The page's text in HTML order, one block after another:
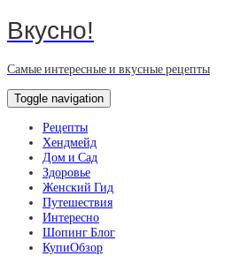
Вкусно!
Самые интересные и вкусные рецепты
Toggle navigation
Рецепты
Хендмейд
Дом и Сад
Здоровье
Женский Гид
Путешествия
Интересно
Шопинг Блог
КупиОбзор